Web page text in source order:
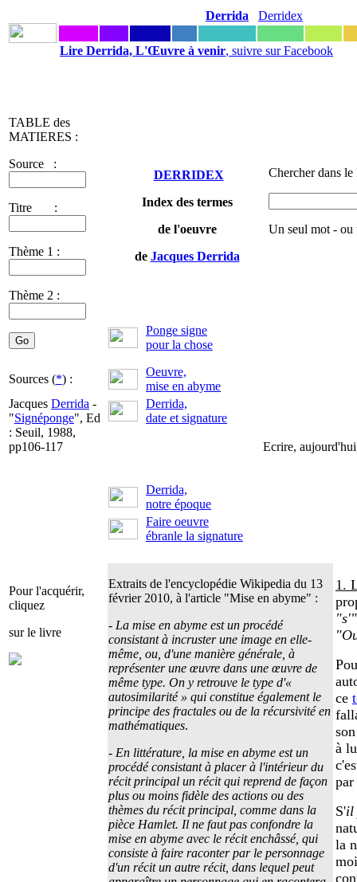
Derrida Derridex
Lire Derrida, L'Œuvre à venir, suivre sur Facebook
TABLE des
MATIERES :
Source :
Titre :
Thème 1 :
Thème 2 :
DERRIDEX
Index des termes
de l'oeuvre
de Jacques Derrida
Chercher dans
Un seul mot - ou
Ponge signe
pour la chose
Sources (*) :
Oeuvre,
mise en abyme
Jacques Derrida -
"Signéponge", Ed
: Seuil, 1988,
pp106-117
Derrida,
date et signature
Ecrire,
Derrida,
notre époque
Faire oeuvre
ébranle la signature
Extraits de l'encyclopédie Wikipedia du 13
février 2010, à l'article "Mise en abyme" :
- La mise en abyme est un procédé
consistant à incruster une image en elle-
même, ou, d'une manière générale, à
représenter une œuvre dans une œuvre de
même type. On y retrouve le type d'«
autosimilarité » qui constitue également le
principe des fractales ou de la récursivité en
mathématiques.
- En littérature, la mise en abyme est un
procédé consistant à placer à l'intérieur du
récit principal un récit qui reprend de façon
plus ou moins fidèle des actions ou des
thèmes du récit principal, comme dans la
pièce Hamlet. Il ne faut pas confondre la
mise en abyme avec le récit enchâssé, qui
consiste à faire raconter par le personnage
d'un récit un autre récit, dans lequel peut
1.
ce
à
S'il
la
Pour l'acquérir,
cliquez
sur le livre